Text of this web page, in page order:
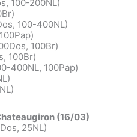
100-200NL)
100-400NL)
100Br)
100Br)
400NL, 100Pap)
(16/03)
25NL)